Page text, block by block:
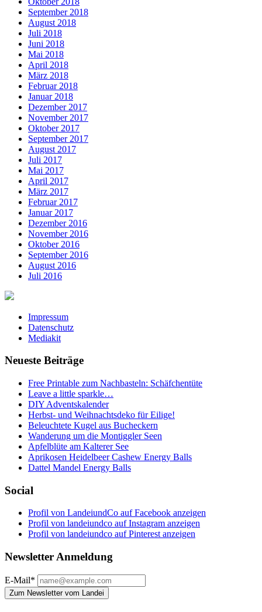
September 2018
August 2018
Juli 2018
Juni 2018
Mai 2018
April 2018
März 2018
Februar 2018
Januar 2018
Dezember 2017
November 2017
Oktober 2017
September 2017
August 2017
Juli 2017
Mai 2017
April 2017
März 2017
Februar 2017
Januar 2017
Dezember 2016
November 2016
Oktober 2016
September 2016
August 2016
Juli 2016
Impressum
Datenschutz
Mediakit
Neueste Beiträge
Free Printable zum Nachbasteln: Schäfchentüte
Leave a little sparkle…
DIY Adventskalender
Herbst- und Weihnachtsdeko für Eilige!
Beleuchtete Kugel aus Bucheckern
Wanderung um die Montiggler Seen
Apfelblüte am Kalterer See
Aprikosen Heidelbeer Cashew Energy Balls
Dattel Mandel Energy Balls
Social
Profil von LandeiundCo auf Facebook anzeigen
Profil von landeiundco auf Instagram anzeigen
Profil von landeiundco auf Pinterest anzeigen
Newsletter Anmeldung
E-Mail*
Zum Newsletter vom Landei